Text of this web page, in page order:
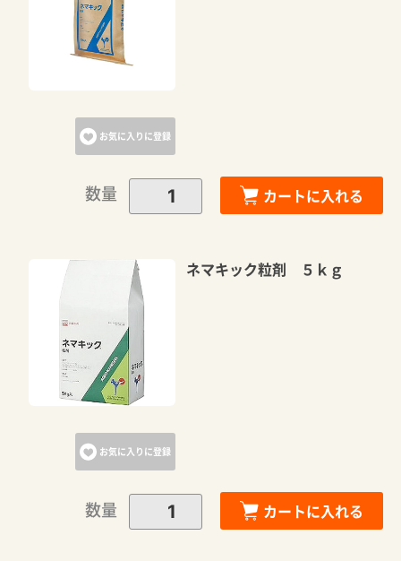
お気に入りに登録
数量 カートに入れる
お気に入りに登録
ネマキック粒剤 ５ｋｇ
数量 カートに入れる